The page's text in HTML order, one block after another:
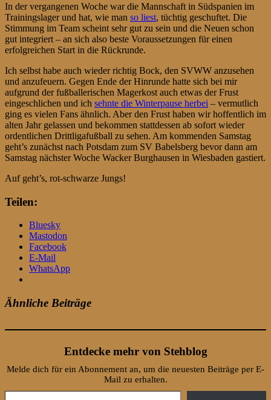
In der vergangenen Woche war die Mannschaft in Südspanien im
Trainingslager und hat, wie man so liest, tüchtig geschuftet. Die
Stimmung im Team scheint sehr gut zu sein und die Neuen schon
gut integriert – an sich also beste Voraussetzungen für einen
erfolgreichen Start in die Rückrunde.
Ich selbst habe auch wieder richtig Bock, den SVWW anzusehen
und anzufeuern. Gegen Ende der Hinrunde hatte sich bei mir
aufgrund der fußballerischen Magerkost auch etwas der Frust
eingeschlichen und ich sehnte die Winterpause herbei – vermutlich
ging es vielen Fans ähnlich. Aber den Frust haben wir hoffentlich im
alten Jahr gelassen und bekommen stattdessen ab sofort wieder
ordentlichen Drittligafußball zu sehen. Am kommenden Samstag
geht’s zunächst nach Potsdam zum SV Babelsberg bevor dann am
Samstag nächster Woche Wacker Burghausen in Wiesbaden gastiert.
Auf geht’s, rot-schwarze Jungs!
Teilen:
Bluesky
Mastodon
Facebook
E-Mail
WhatsApp
Ähnliche Beiträge
Entdecke mehr von Stehblog
Melde dich für ein Abonnement an, um die neuesten Beiträge per E-
Mail zu erhalten.
Gib deine E-Mail-Adresse ein ...